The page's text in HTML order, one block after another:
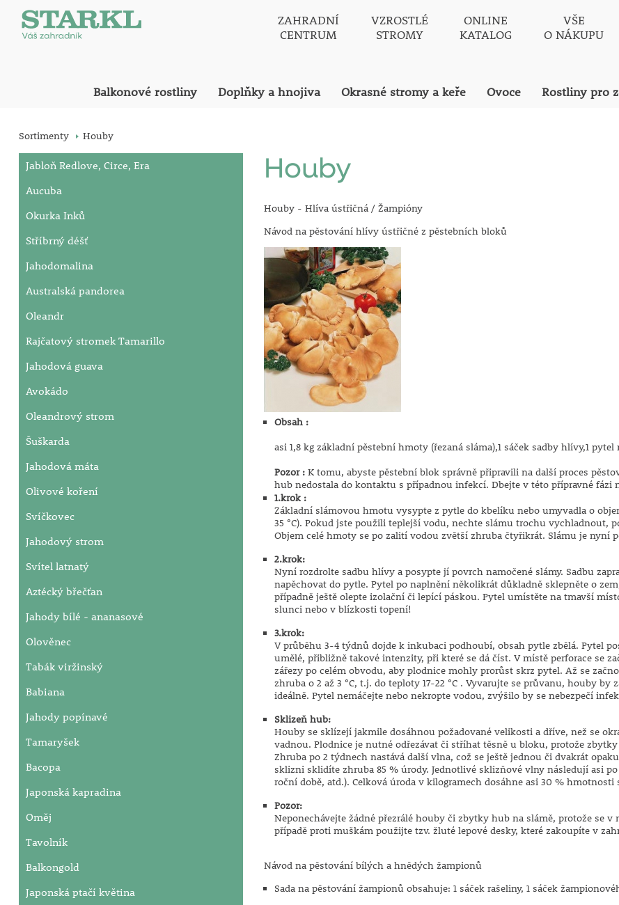
ZAHRADNÍ
CENTRUM
VZROSTLÉ
STROMY
ONLINE
KATALOG
VŠE
O NÁKUPU
Balkonové rostliny Doplňky a hnojiva Okrasné stromy a keře Ovoce Rostliny pro
Sortimenty Houby
Jabloň Redlove, Circe, Era
Aucuba
Okurka Inků
Stříbrný déšť
Jahodomalina
Australská pandorea
Oleandr
Rajčatový stromek Tamarillo
Jahodová guava
Avokádo
Oleandrový strom
Šuškarda
Jahodová máta
Olivové koření
Svíčkovec
Jahodový strom
Svítel latnatý
Aztécký břečťan
Jahody bílé - ananasové
Olověnec
Tabák viržinský
Babiana
Jahody popínavé
Tamaryšek
Bacopa
Japonská kapradina
Oměj
Tavolník
Balkongold
Japonská ptačí květina
Houby
Houby - Hlíva ústřičná / Žampióny
Návod na pěstování hlívy ústřičné z pěstebních bloků
Obsah :
asi 1,8 kg základní pěstební hmoty (řezaná sláma),1 sáček sadby hlívy,1
Pozor :K tomu, abyste pěstební blok správně připravili na další proces
hub nedostala do kontaktu s případnou infekcí. Dbejte v této přípravné fázi
1.krok :
Základní slámovou hmotu vysypte z pytle do kbelíku nebo umyvadla o
35 °C). Pokud jste použili teplejší vodu, nechte slámu trochu vychladnout,
Objem celé hmoty se po zalití vodou zvětší zhruba čtyřikrát. Slámu je nyní
2.krok:
Nyní rozdrolte sadbu hlívy a posypte jí povrch namočené slámy. Sadbu
napěchovat do pytle. Pytel po naplnění několikrát důkladně sklepněte o
případně ještě olepte izolační či lepící páskou. Pytel umístěte na tmavší
slunci nebo v blízkosti topení!
3.krok:
V průběhu 3-4 týdnů dojde k inkubaci podhoubí, obsah pytle zbělá. Pytel
umělé, přibližně takové intenzity, při které se dá číst. V místě perforace se
zářezy po celém obvodu, aby plodnice mohly prorůst skrz pytel. Až se
zhruba o 2 až 3 °C, t.j. do teploty 17-22 °C . Vyvarujte se průvanu, houby
ideálně. Pytel nemáčejte nebo nekropte vodou, zvýšilo by se nebezpečí
Sklizeň hub:
Houby se sklízejí jakmile dosáhnou požadované velikosti a dříve, než se
vadnou. Plodnice je nutné odřezávat či stříhat těsně u bloku, protože
Zhruba po 2 týdnech nastává další vlna, což se ještě jednou či dvakrát
sklizni sklidíte zhruba 85 % úrody. Jednotlivé sklizňové vlny následují asi
roční době, atd.). Celková úroda v kilogramech dosáhne asi 30 % hmotnosti
Pozor:
Neponechávejte žádné přezrálé houby či zbytky hub na slámě, protože se
případě proti muškám použijte tzv. žluté lepové desky, které zakoupíte v
Návod na pěstování bílých a hnědých žampionů
Sada na pěstování žampionů obsahuje: 1 sáček rašeliny, 1 sáček